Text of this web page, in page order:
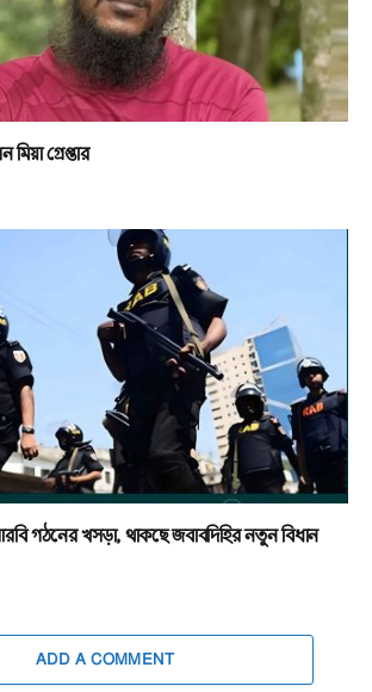
গ্রেপ্তার
গঠনের খসড়া, থাকছে জবাবদিহির নতুন বিধান
ADD A COMMENT